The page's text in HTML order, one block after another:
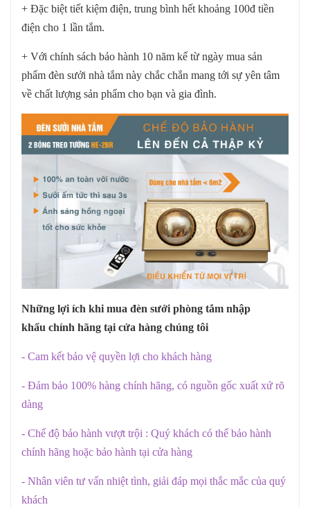
+ Đặc biệt tiết kiệm điện, trung bình hết khoảng 100đ tiền
điện cho 1 lần tắm.
+ Với chính sách bảo hành 10 năm kể từ ngày mua sản
phẩm đèn sưởi nhà tắm này chắc chắn mang tới sự yên tâm
về chất lượng sản phẩm cho bạn và gia đình.
Những lợi ích khi mua đèn sưởi phòng tắm nhập
khẩu chính hãng tại cửa hàng chúng tôi
- Cam kết bảo vệ quyền lợi cho khách hàng
- Đảm bảo 100% hàng chính hãng, có nguồn gốc xuất xứ rõ
dàng
- Chế độ bảo hành vượt trội : Quý khách có thể bảo hành
chính hãng hoặc bảo hành tại cửa hàng
- Nhân viên tư vấn nhiệt tình, giải đáp mọi thắc mắc của quý
khách